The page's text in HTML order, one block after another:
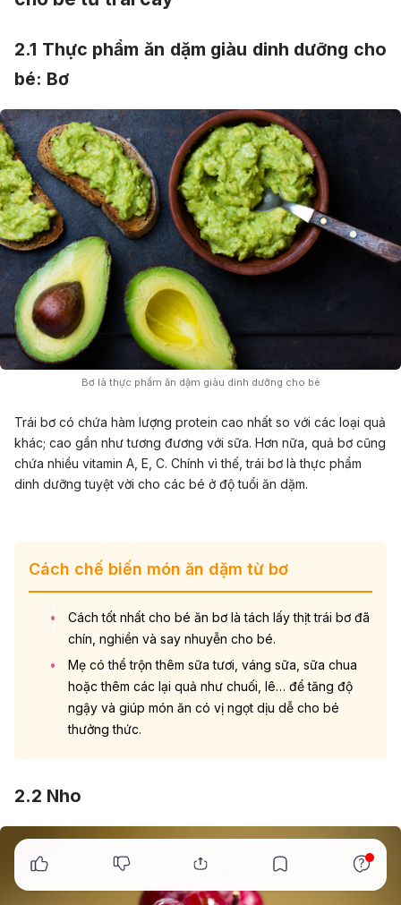
2.1 Thực phẩm ăn dặm giàu dinh dưỡng cho
bé: Bơ
Bơ là thực phẩm ăn dặm giàu dinh dưỡng cho bé
Trái bơ có chứa hàm lượng protein cao nhất so với các loại quả
khác; cao gần như tương đương với sữa. Hơn nữa, quả bơ cũng
chứa nhiều vitamin A, E, C. Chính vì thế, trái bơ là thực phẩm
dinh dưỡng tuyệt vời cho các bé ở độ tuổi ăn dặm.
Cách chế biến món ăn dặm từ bơ
Cách tốt nhất cho bé ăn bơ là tách lấy thịt trái bơ đã
chín, nghiền và say nhuyễn cho bé.
Mẹ có thể trộn thêm sữa tươi, váng sữa, sữa chua
hoặc thêm các lại quả như chuối, lê… để tăng độ
ngậy và giúp món ăn có vị ngọt dịu dễ cho bé
thưởng thức.
2.2 Nho